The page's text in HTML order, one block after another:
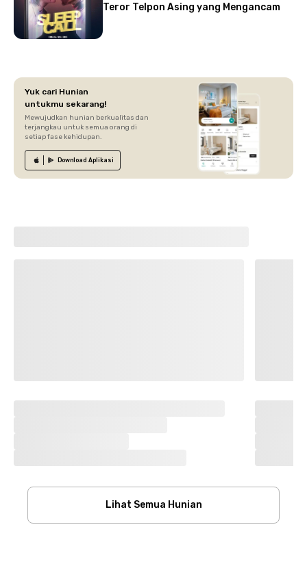
Teror Telpon Asing yang Mengancam
Yuk cari Hunian
untukmu sekarang!
Mewujudkan hunian berkualitas dan
terjangkau untuk semua orang di
setiap fase kehidupan.
Download Aplikasi
Lihat Semua Hunian